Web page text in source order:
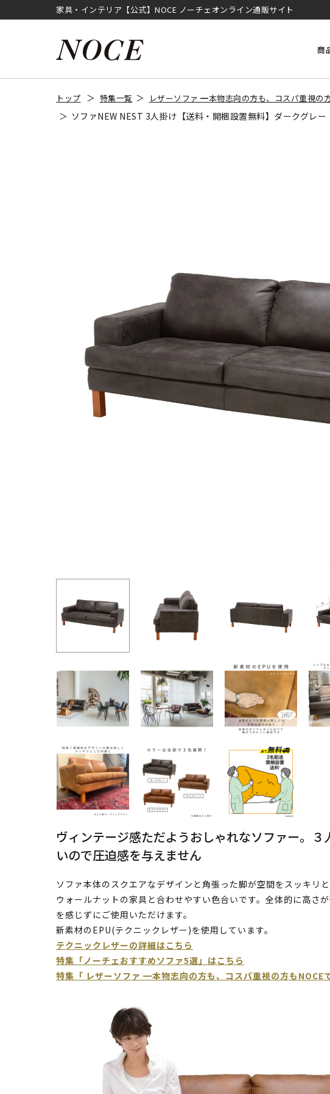
家具・インテリア【公式】NOCE ノーチェオンライン通販サイト
商
トップ 特集一覧 レザーソファ ━本物志向の方も、コスパ重視の
ソファNEW NEST 3人掛け【送料・開梱設置無料】ダークグレー
ヴィンテージ感ただようおしゃれなソファー。
いので圧迫感を与えません
ソファ本体のスクエアなデザインと角張った脚が空間をスッキリ
ウォールナットの家具と合わせやすい色合いです。全体的に高さ
を感じずにご使用いただけます。
新素材のEPU(テクニックレザー)を使用しています。
テクニックレザーの詳細はこちら
特集「ノーチェおすすめソファ5選」はこちら
特集「 レザーソファ ━本物志向の方も、コスパ重視の方もNOCE